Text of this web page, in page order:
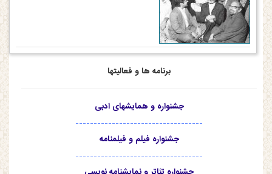
برنامه ها و فعالیتها
جشنواره و همایشهای ادبی
-----------------------------------
جشنواره فیلم و فیلمنامه
-----------------------------------